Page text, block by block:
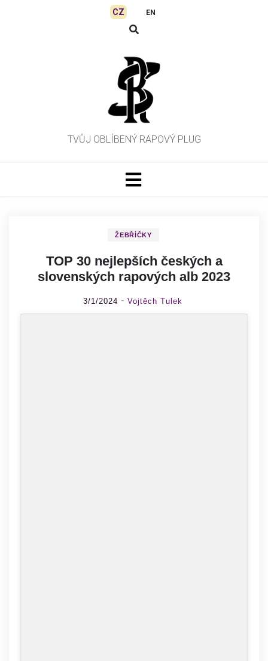
CZ EN
TVŮJ OBLÍBENÝ RAPOVÝ PLUG
ŽEBŘÍČKY
TOP 30 nejlepších českých a
slovenských rapových alb 2023
3/1/2024 Vojtěch Tulek